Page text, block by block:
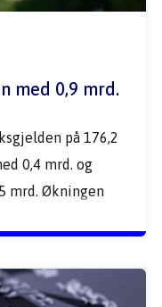
med 0,9 mrd.
på 176,2
0,4 mrd. og
mrd. Økningen